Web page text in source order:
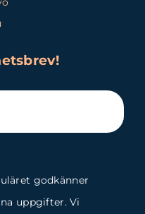
godkänner
uppgifter. Vi